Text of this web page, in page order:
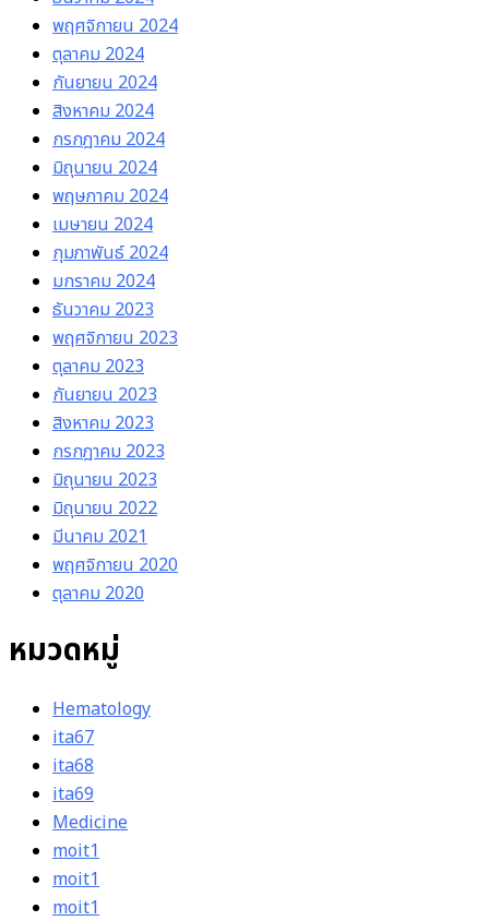
พฤศจิกายน 2024
ตุลาคม 2024
กันยายน 2024
สิงหาคม 2024
กรกฎาคม 2024
มิถุนายน 2024
พฤษภาคม 2024
เมษายน 2024
กุมภาพันธ์ 2024
มกราคม 2024
ธันวาคม 2023
พฤศจิกายน 2023
ตุลาคม 2023
กันยายน 2023
สิงหาคม 2023
กรกฎาคม 2023
มิถุนายน 2023
มิถุนายน 2022
มีนาคม 2021
พฤศจิกายน 2020
ตุลาคม 2020
หมวดหมู่
Hematology
ita67
ita68
ita69
Medicine
moit1
moit1
moit1